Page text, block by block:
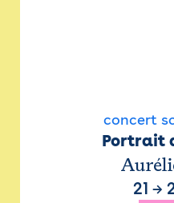
concert
Portrait
21 →